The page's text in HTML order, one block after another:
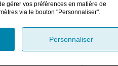
gérer vos préférences en matière de
via le bouton "Personnaliser".
Personnaliser